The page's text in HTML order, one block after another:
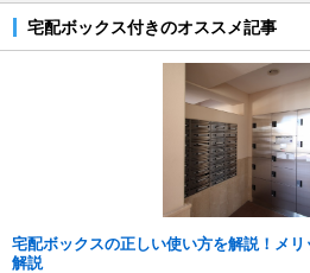
宅配ボックス付きのオススメ記事
宅配ボックスの正しい使い方を解説！メ
解説